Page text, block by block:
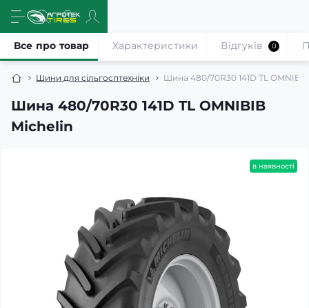
Шини для сільгосптехніки Шина 480/70R30 141D TL
Шина 480/70R30 141D TL OMNIBIB
Michelin
Все про товар Характеристики Відгуків 0
в наявності